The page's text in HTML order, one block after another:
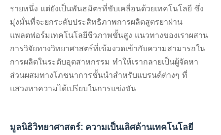
รายหนึ่ง แต่ยังเป็นพันธมิตรที่ขับเคลื่อนด้วยเทคโนโลยี ซึ่ง
มุ่งมั่นที่จะยกระดับประสิทธิภาพการผลิตสูตรยาผ่าน
แพลตฟอร์มเทคโนโลยีชีวภาพขั้นสูง แนวทางของเราผสาน
การวิจัยทางวิทยาศาสตร์ที่เข้มงวดเข้ากับความสามารถใน
การผลิตในระดับอุตสาหกรรม ทำให้เรากลายเป็นผู้จัดหา
ส่วนผสมทางโภชนาการชั้นนำสำหรับแบรนด์ต่างๆ ที่
แสวงหาความได้เปรียบในการแข่งขัน
มูลนิธิวิทยาศาสตร์: ความเป็นเลิศด้านเทคโนโลยี